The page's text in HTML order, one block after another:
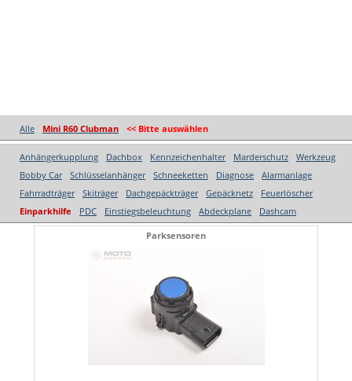
Alle Mini R60 Clubman << Bitte auswählen
Anhängerkupplung Dachbox Kennzeichenhalter Marderschutz
Werkzeug
Bobby Car
Schlüsselanhänger Schneeketten Diagnose
Alarmanlage
Fahrradträger
Skiträger Dachgepäckträger Gepäcknetz
Feuerlöscher
Einparkhilfe
PDC Einstiegsbeleuchtung Abdeckplane Dashcam
Parksensoren